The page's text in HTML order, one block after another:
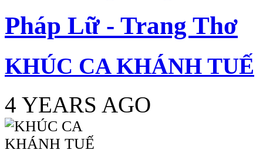
Pháp Lữ - Trang Thơ
KHÚC CA KHÁNH TUẾ
4 YEARS AGO